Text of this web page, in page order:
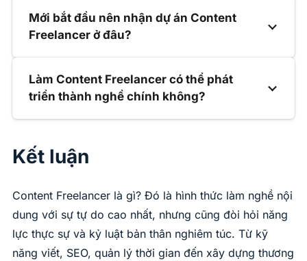
Mới bắt đầu nên nhận dự án Content
Freelancer ở đâu?
Làm Content Freelancer có thể phát
triển thành nghề chính không?
Kết luận
Content Freelancer là gì? Đó là hình thức làm nghề nội
dung với sự tự do cao nhất, nhưng cũng đòi hỏi năng
lực thực sự và kỷ luật bản thân nghiêm túc. Từ kỹ
năng viết, SEO, quản lý thời gian đến xây dựng thương